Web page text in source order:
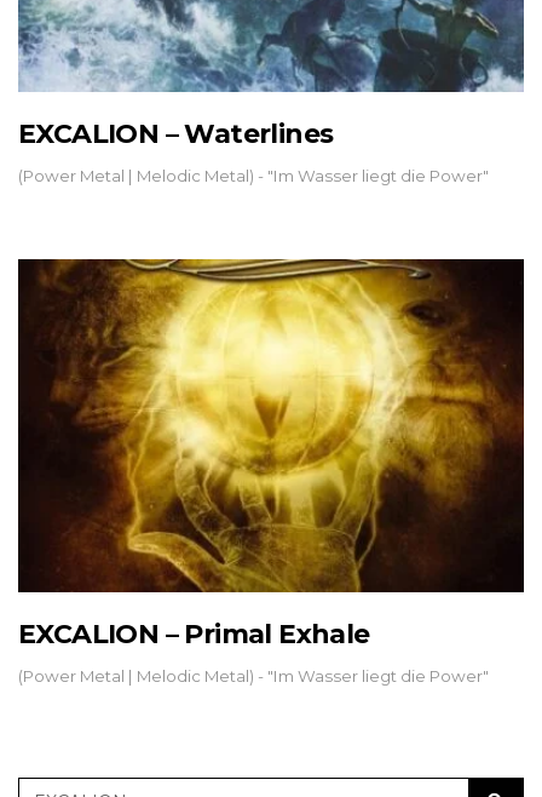
EXCALION – Waterlines
(Power Metal | Melodic Metal) - "Im Wasser liegt die Power"
EXCALION – Primal Exhale
(Power Metal | Melodic Metal) - "Im Wasser liegt die Power"